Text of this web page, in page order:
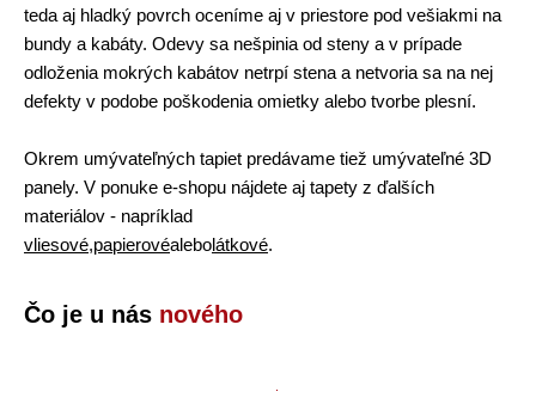
teda aj hladký povrch oceníme aj v priestore pod vešiakmi na
bundy a kabáty. Odevy sa nešpinia od steny a v prípade
odloženia mokrých kabátov netrpí stena a netvoria sa na nej
defekty v podobe poškodenia omietky alebo tvorbe plesní.
Okrem umývateľných tapiet predávame tiež umývateľné 3D
panely. V ponuke e-shopu nájdete aj tapety z ďalších
materiálov - napríklad
vliesové,papierovéalebolátkové.
Čo je u nás nového